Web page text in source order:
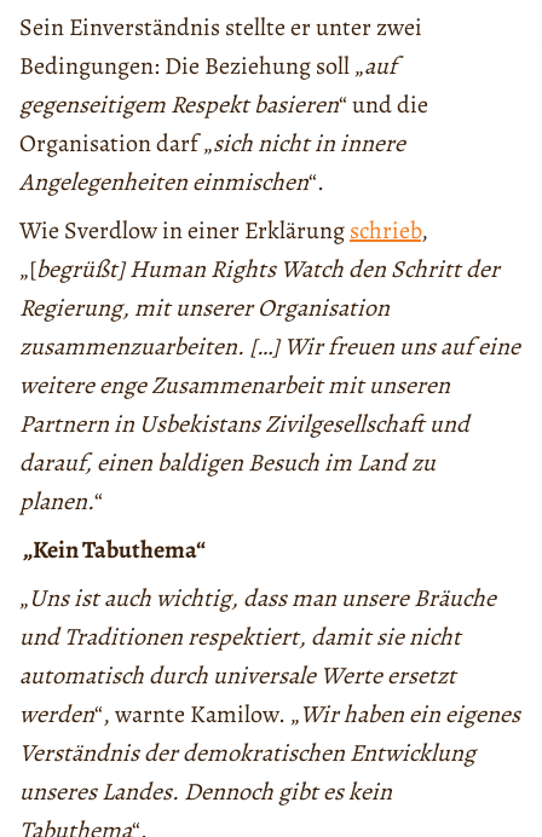
Sein Einverständnis stellte er unter zwei
Bedingungen: Die Beziehung soll „auf
gegenseitigem Respekt basieren“ und die
Organisation darf „sich nicht in innere
Angelegenheiten einmischen“.
Wie Sverdlow in einer Erklärungschrieb,
„[begrüßt] Human Rights Watch den Schritt der
Regierung, mit unserer Organisation
zusammenzuarbeiten. […] Wir freuen uns auf eine
weitere enge Zusammenarbeit mit unseren
Partnern in Usbekistans Zivilgesellschaft und
darauf, einen baldigen Besuch im Land zu
planen.“
„Kein Tabuthema“
„Uns ist auch wichtig, dass man unsere Bräuche
und Traditionen respektiert, damit sie nicht
automatisch durch universale Werte ersetzt
werden“, warnte Kamilow. „Wir haben ein eigenes
Verständnis der demokratischen Entwicklung
unseres Landes. Dennoch gibt es kein
Tabuthema“.